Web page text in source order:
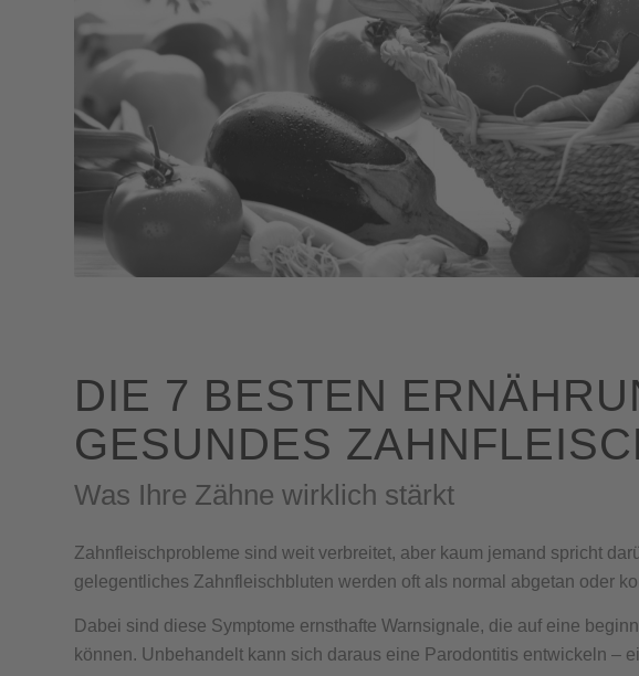
DIE 7 BESTEN
GESUNDES
Was Ihre Zähne wirklich stärkt
Zahnfleischprobleme sind weit verbreitet, aber kaum jemand spricht
gelegentliches Zahnfleischbluten werden oft als normal abgetan oder
Dabei sind diese Symptome ernsthafte Warnsignale, die auf eine
können. Unbehandelt kann sich daraus eine Parodontitis entwickeln –